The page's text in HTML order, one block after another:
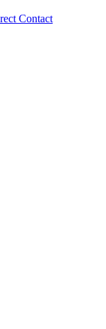
Contact